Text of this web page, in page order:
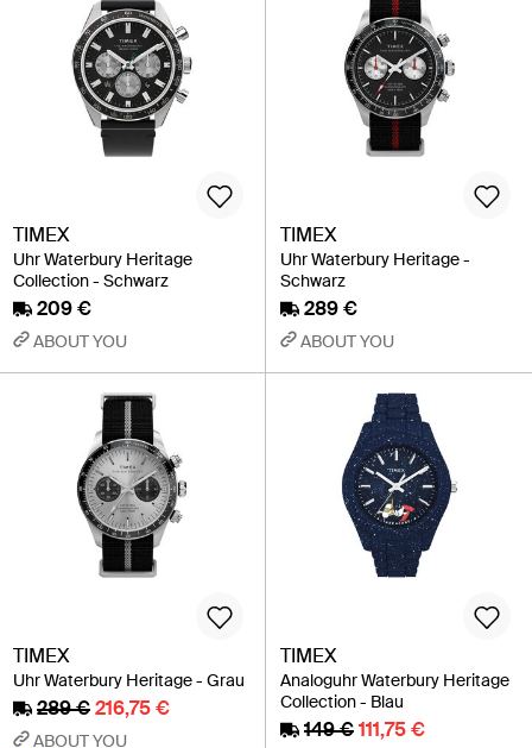
TIMEX
Uhr Waterbury Heritage
Collection - Schwarz
209 €
ABOUT YOU
TIMEX
Uhr Waterbury Heritage -
Schwarz
289 €
ABOUT YOU
TIMEX
Uhr Waterbury Heritage - Grau
289 €216,75 €
ABOUT YOU
TIMEX
Analoguhr Waterbury Heritage
Collection - Blau
149 €111,75 €